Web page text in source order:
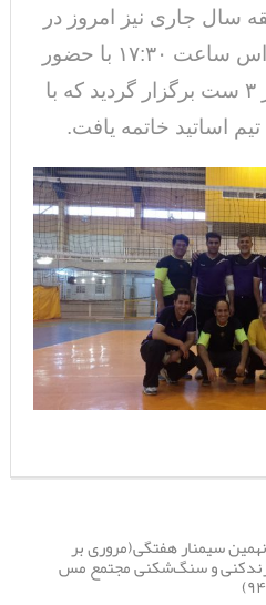
سال جاری نیز امروز در
تاریخ ۱۱ خرداد ۱۳۹۵ راس ساعت ۱۷:۳۰ با حضور
دانشجویان و اساتید در ۳ ست برگزار گردید که با
سیمنار هفتگی(مروری بر
و سنگ‌شکنی مجتمع مس